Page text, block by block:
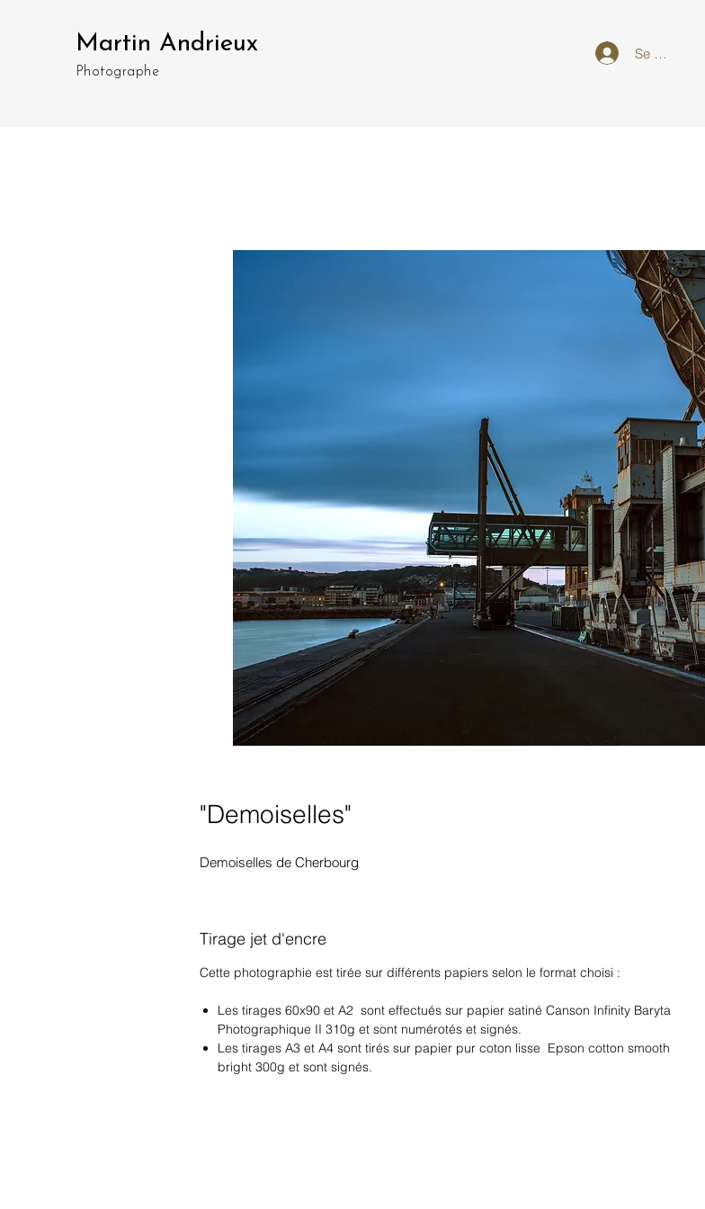
Martin Andrieux
Photographe
Se connecter
"Demoiselles"
Demoiselles de Cherbourg
Tirage jet d'encre
Cette photographie est tirée sur différents papiers selon le format choisi :
Les tirages 60x90 et A2 sont effectués sur papier satiné Canson Infinity Baryta
Photographique II 310g et sont numérotés et signés.
Les tirages A3 et A4 sont tirés sur papier pur coton lisse Epson cotton smooth
bright 300g et sont signés.